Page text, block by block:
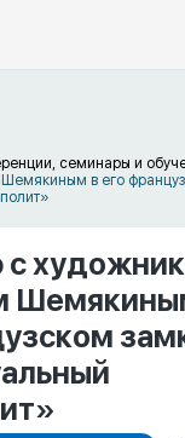
семинары и
в его
с